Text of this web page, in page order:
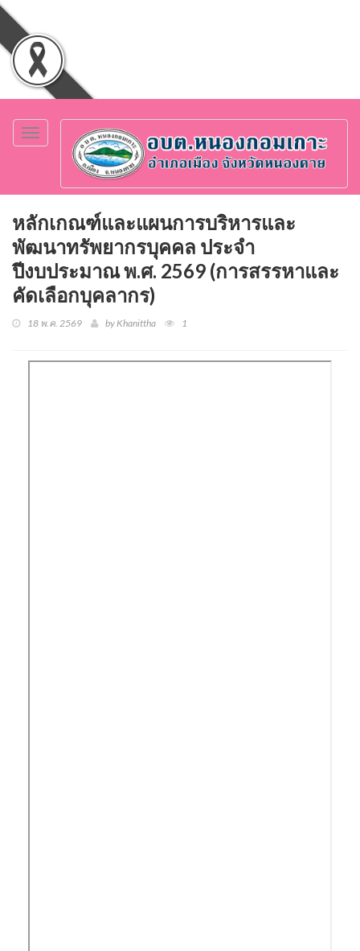
Toggle
navigation
หลักเกณฑ์และแผนการบริหารและ
พัฒนาทรัพยากรบุคคล ประจำ
ปีงบประมาณ พ.ศ. 2569 (การสรรหาและ
คัดเลือกบุคลากร)
18 พ.ค. 2569 by Khanittha 1